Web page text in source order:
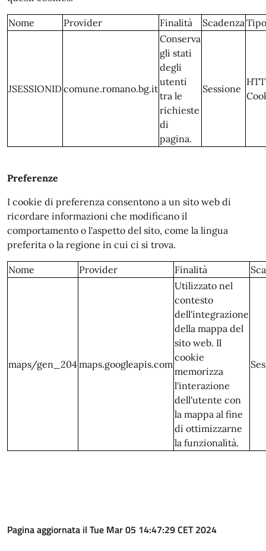
Nome Provider Finalità ScadenzaTipo
JSESSIONIDcomune.romano.bg.it
Conserva
gli stati
degli
utenti
tra le
richieste
di
pagina.
Sessione
Preferenze
I cookie di preferenza consentono a un sito web di
ricordare informazioni che modificano il
comportamento o l'aspetto del sito, come la lingua
preferita o la regione in cui ci si trova.
Nome Provider Finalità
maps/gen_204maps.googleapis.com
Utilizzato nel
contesto
dell'integrazione
della mappa del
sito web. Il
cookie
memorizza
l'interazione
dell'utente con
la mappa al fine
di ottimizzarne
la funzionalità.
Pagina aggiornata il Tue Mar 05 14:47:29 CET 2024